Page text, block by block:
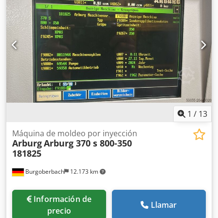
POTENCIA DE CIERRE 1300 kN DIMENSIONES DE PLATOS
660x840 CARRERA DE APERTURA 575mm DISTANCIA
MAXIMA ENTRE PLATOS 800/850 DISTANCIA ENTRE
COLUMNAS 420x420/470x470 DE HUSILLO 50mm VOLUMEN
DE INYECCIÓN 353cm3 PESO DE INYECCIÓN 117 AÑO DE
FABRICACION 2000 PRESIÓN DE INYECCIÓN 2500bar
1 / 13
Burgoberbach 12.173 km
Máquina de moldeo por inyección
ArburgArburg 370 s 800-350
181825
Información de
precio
Llamar